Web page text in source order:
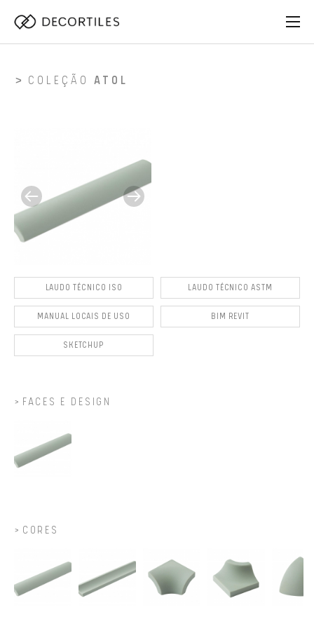
COLEÇÃO ATOL
LAUDO TÉCNICO ISO LAUDO TÉCNICO ASTM
MANUAL LOCAIS DE USO BIM REVIT
SKETCHUP
FACES E DESIGN
CORES